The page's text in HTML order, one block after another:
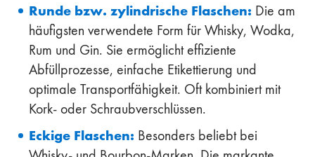
Runde bzw. zylindrische Flaschen: Die am
häufigsten verwendete Form für Whisky, Wodka,
Rum und Gin. Sie ermöglicht effiziente
Abfüllprozesse, einfache Etikettierung und
optimale Transportfähigkeit. Oft kombiniert mit
Kork- oder Schraubverschlüssen.
Eckige Flaschen: Besonders beliebt bei